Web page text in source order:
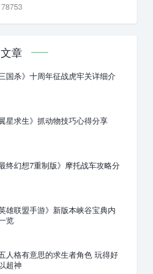
章
三国杀》十周年征战虎牢关详细介
翼星求生》抓动物技巧心得分享
最终幻想7重制版》摩托战车攻略分
英雄联盟手游》新版本峡谷宝典内
览
人格有意思的求生者角色 玩得好
超神